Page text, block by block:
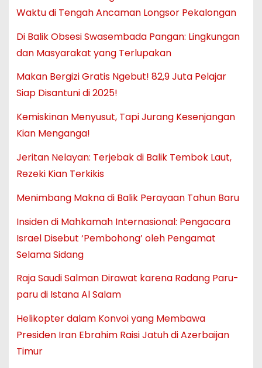
Waktu di Tengah Ancaman Longsor Pekalongan
Di Balik Obsesi Swasembada Pangan: Lingkungan
dan Masyarakat yang Terlupakan
Makan Bergizi Gratis Ngebut! 82,9 Juta Pelajar
Siap Disantuni di 2025!
Kemiskinan Menyusut, Tapi Jurang Kesenjangan
Kian Menganga!
Jeritan Nelayan: Terjebak di Balik Tembok Laut,
Rezeki Kian Terkikis
Menimbang Makna di Balik Perayaan Tahun Baru
Insiden di Mahkamah Internasional: Pengacara
Israel Disebut ‘Pembohong’ oleh Pengamat
Selama Sidang
Raja Saudi Salman Dirawat karena Radang Paru-
paru di Istana Al Salam
Helikopter dalam Konvoi yang Membawa
Presiden Iran Ebrahim Raisi Jatuh di Azerbaijan
Timur